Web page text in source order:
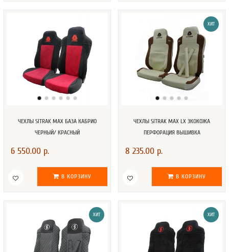
ЧЕХЛЫ SITRAK MAX БАЗА КАБРИО
ЧЕРНЫЙ/ КРАСНЫЙ
6 550.00 р.
В КОРЗИНУ
ХИТ
ЧЕХЛЫ SITRAK MAX LX ЭКОКОЖА
ПЕРФОРАЦИЯ ВЫШИВКА
8 235.00 р.
В КОРЗИНУ
ХИТ ХИТ